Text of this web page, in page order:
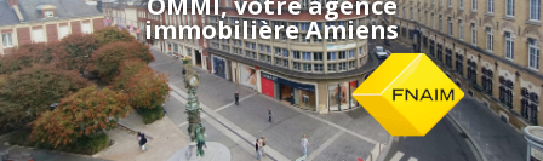
immobilière Amiens